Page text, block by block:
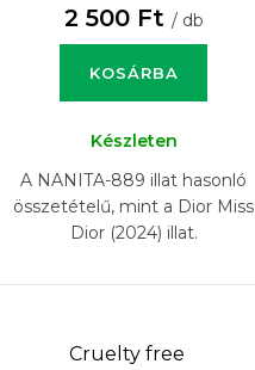
2 500 Ft / db
KOSÁRBA
Készleten
A NANITA-889 illat hasonló
összetételű, mint a Dior Miss
Dior (2024) illat.
Cruelty free